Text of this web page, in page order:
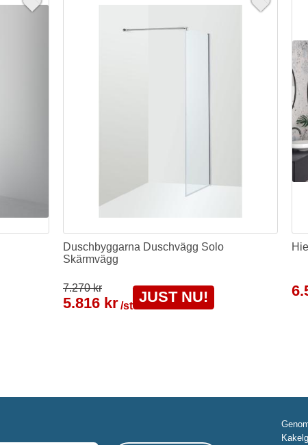
Duschbyggarna Duschvägg Solo
Skärmvägg
7.270 kr
5.816 kr/st
JUST NU!